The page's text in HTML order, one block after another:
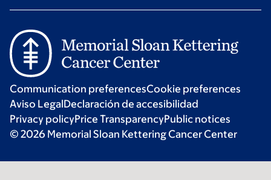
Communication preferencesCookie preferences
Aviso LegalDeclaración de accesibilidad
Privacy policyPrice TransparencyPublic notices
© 2026 Memorial Sloan Kettering Cancer Center